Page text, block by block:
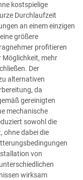
kostspielige
Durchlaufzeit
an einem einzigen
größere
profitieren
Möglichkeit, mehr
Der
alternativen
da
gereinigten
mechanische
sowohl die
ohne dabei die
von
wirksam